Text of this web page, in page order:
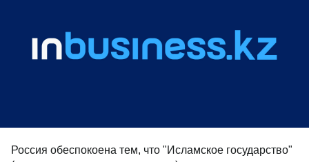
Россия обеспокоена тем, что "Исламское государство"